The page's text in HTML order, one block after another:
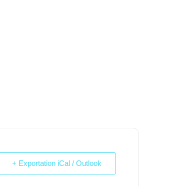
+ Exportation iCal / Outlook